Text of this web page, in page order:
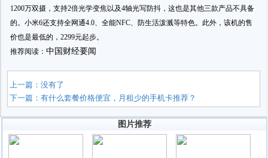
1200万双摄，支持2倍光学变焦以及4轴光写防抖，这也是其他三款产品不具备
的。小米6还支持全网通4.0、全能NFC、防生活泼溅等特色。此外，该机的售
价也是最低的，2299元起步。
推荐阅读： 中国财经要闻
上一篇：没有了
下一篇：有什么套餐价格便宜，月租少的手机卡推荐？
图片推荐